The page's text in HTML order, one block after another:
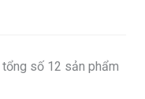
số 12 sản phẩm